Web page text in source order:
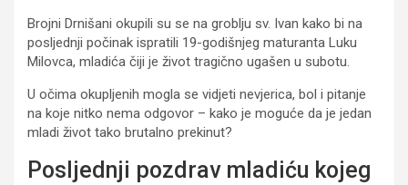
Brojni Drnišani okupili su se na groblju sv. Ivan kako bi na
posljednji počinak ispratili 19-godišnjeg maturanta Luku
Milovca, mladića čiji je život tragično ugašen u subotu.
U očima okupljenih mogla se vidjeti nevjerica, bol i pitanje
na koje nitko nema odgovor – kako je moguće da je jedan
mladi život tako brutalno prekinut?
Posljednji pozdrav mladiću kojeg